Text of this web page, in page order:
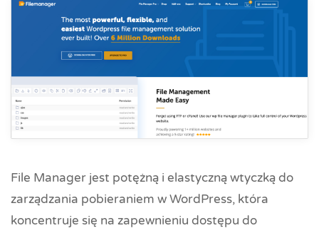
File Manager jest potężną i elastyczną wtyczką do
zarządzania pobieraniem w WordPress, która
koncentruje się na zapewnieniu dostępu do